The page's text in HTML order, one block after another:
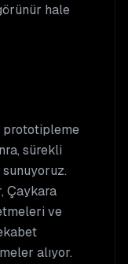
hale
prototipleme
sürekli
Çaykara
ve
alıyor.